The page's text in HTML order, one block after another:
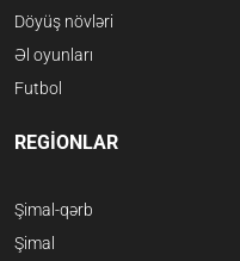
Döyüş növləri
Əl oyunları
Futbol
REGİONLAR
Şimal-qərb
Şimal